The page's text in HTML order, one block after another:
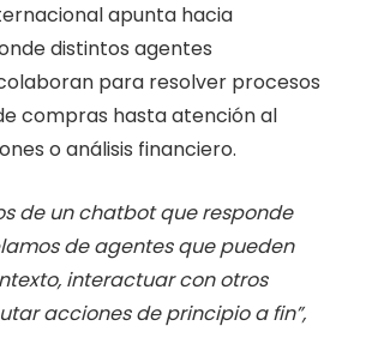
apunta hacia
distintos agentes
para resolver procesos
compras hasta atención al
o análisis financiero.
de un chatbot que responde
de agentes que pueden
interactuar con otros
acciones de principio a fin”,